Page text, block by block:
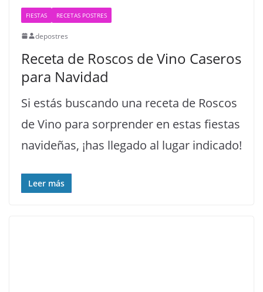
FIESTAS RECETAS POSTRES
depostres
Receta de Roscos de Vino Caseros
para Navidad
Si estás buscando una receta de Roscos
de Vino para sorprender en estas fiestas
navideñas, ¡has llegado al lugar indicado!
Leer más